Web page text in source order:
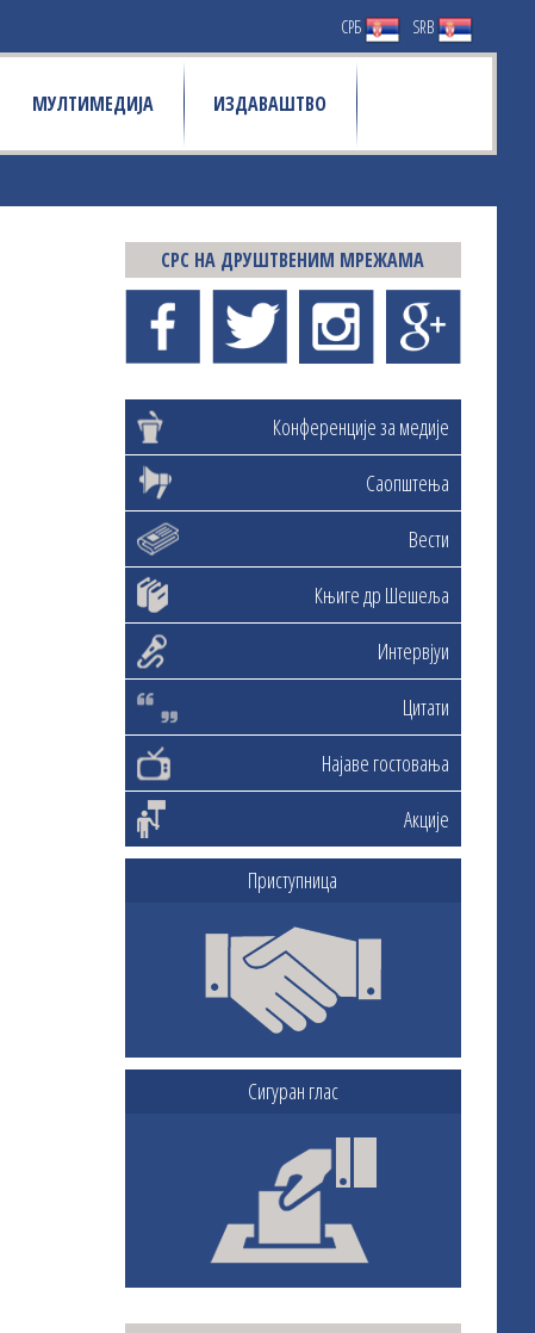
СРБ SRB
МУЛТИМЕДИЈА ИЗДАВАШТВО
СРС НА ДРУШТВЕНИМ МРЕЖАМА
Конференције за медије
Саопштења
Вести
Књиге др Шешеља
Интервјуи
Цитати
Најаве гостовања
Акције
Приступница
Сигуран глас